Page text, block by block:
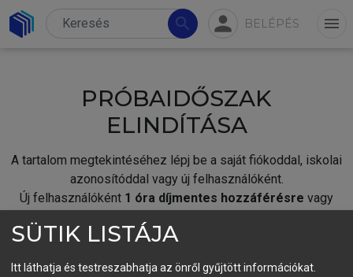
search person BELÉPÉS menu
PRÓBAIDŐSZAK
ELINDÍTÁSA
A tartalom megtekintéséhez lépj be a saját fiókoddal, iskolai
azonosítóddal vagy új felhasználóként.
Új felhasználóként 1 óra díjmentes hozzáférésre vagy
fiókoddal,vagy hozz létre új fiókot.
SÜTIK LISTÁJA
Itt láthatja és testreszabhatja az önről gyűjtött információkat.